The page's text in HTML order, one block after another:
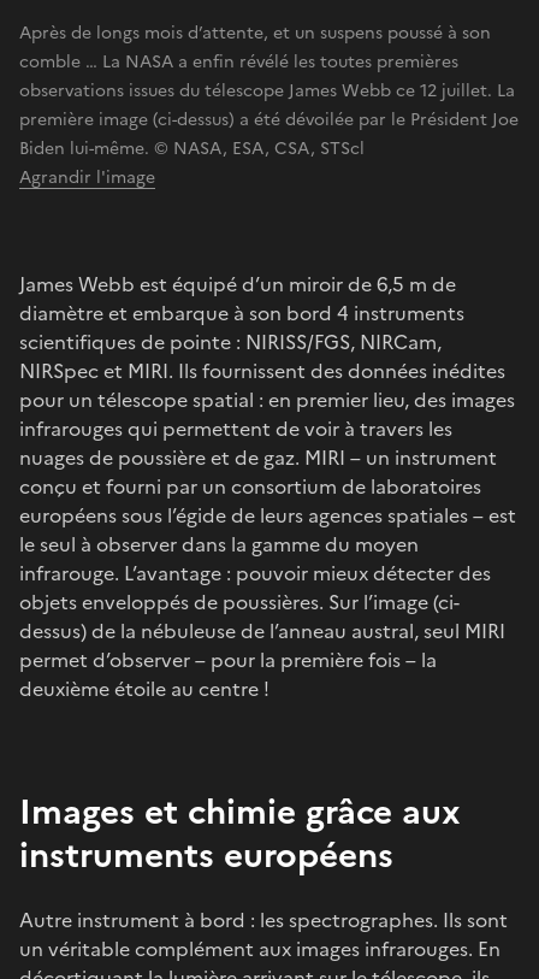
Après de longs mois d’attente, et un suspens poussé à son
comble … La NASA a enfin révélé les toutes premières
observations issues du télescope James Webb ce 12 juillet. La
première image (ci-dessus) a été dévoilée par le Président Joe
Biden lui-même. © NASA, ESA, CSA, STScl
Agrandir l'image
James Webb est équipé d’un miroir de 6,5 m de
diamètre et embarque à son bord 4 instruments
scientifiques de pointe : NIRISS/FGS, NIRCam,
NIRSpec et MIRI. Ils fournissent des données inédites
pour un télescope spatial : en premier lieu, des images
infrarouges qui permettent de voir à travers les
nuages de poussière et de gaz. MIRI – un instrument
conçu et fourni par un consortium de laboratoires
européens sous l’égide de leurs agences spatiales – est
le seul à observer dans la gamme du moyen
infrarouge. L’avantage : pouvoir mieux détecter des
objets enveloppés de poussières. Sur l’image (ci-
dessus) de la nébuleuse de l’anneau austral, seul MIRI
permet d’observer – pour la première fois – la
deuxième étoile au centre !
Images et chimie grâce aux
instruments européens
Autre instrument à bord : les spectrographes. Ils sont
un véritable complément aux images infrarouges. En